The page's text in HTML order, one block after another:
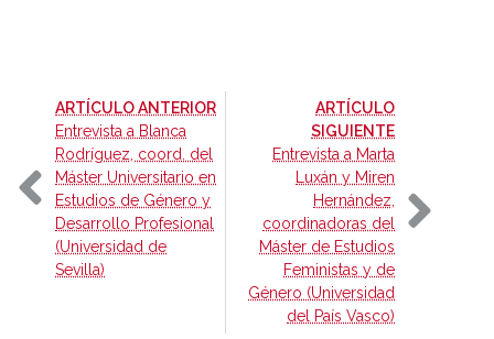
ARTÍCULO ANTERIOR-
Entrevista a Blanca
Rodríguez, coord. del
Máster Universitario en
Estudios de Género y
Desarrollo Profesional
(Universidad de
Sevilla)
ARTÍCULO
SIGUIENTE-
Entrevista a Marta
Luxán y Miren
Hernández,
coordinadoras del
Máster de Estudios
Feministas y de
Género (Universidad
del País Vasco)